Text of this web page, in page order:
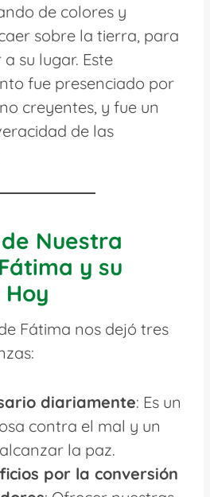
de colores y
sobre la tierra, para
su lugar. Este
fue presenciado por
creyentes, y fue un
de las
Nuestra
y su
Fátima nos dejó tres
diariamente: Es un
contra el mal y un
la paz.
por la conversión